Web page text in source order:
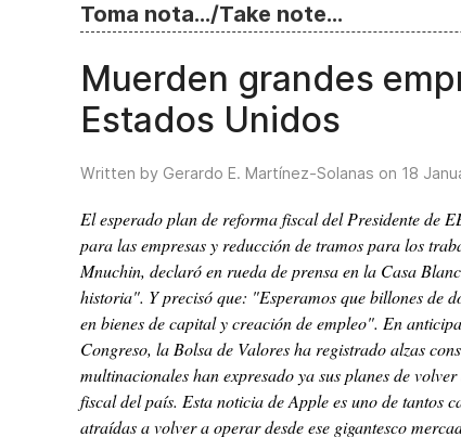
Toma nota.../Take note...
Muerden grandes
Estados Unidos
Written by Gerardo E. Martínez-Solanas on 18
El esperado plan de reforma fiscal del Presidente de
para las empresas y reducción de tramos para los
Mnuchin, declaró en rueda de prensa en la Casa
historia". Y precisó que: "Esperamos que billones de
en bienes de capital y creación de empleo". En
Congreso, la Bolsa de Valores ha registrado alzas
multinacionales han expresado ya sus planes de
fiscal del país. Esta noticia de Apple es uno de tantos
atraídas a volver a operar desde ese gigantesco